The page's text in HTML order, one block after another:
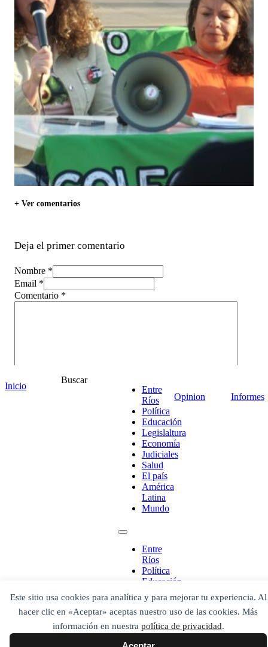
Este sitio usa cookies para analítica y para mejorar tu experiencia. Al
hacer clic en «Aceptar» aceptas nuestro uso de las cookies. Más
información en nuestra política de privacidad.
+ Ver comentarios
Deja el primer comentario
Nombre *
Email *
Comentario *
Inicio
Buscar
Entre
Ríos
Política
Educación
Legislaltura
Economía
Judiciales
Salud
El país
América
Latina
Mundo
Entre
Ríos
Política
Educación
Legislaltura
Economía
Judiciales
Salud
El país
Opinion Informes
¡Ponete en contacto!
luego presiona el botón "buscar"
Buscar